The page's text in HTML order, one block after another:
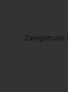
Zaregistrujte